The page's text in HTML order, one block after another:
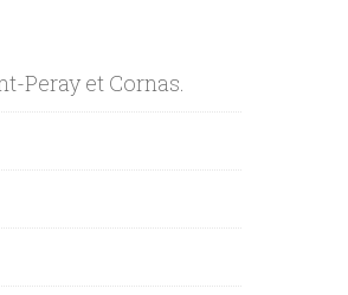
Peray et Cornas.